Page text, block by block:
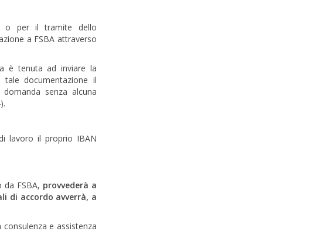
o per il tramite dello
a FSBA attraverso
è tenuta ad inviare la
tale documentazione il
senza alcuna
lavoro il proprio IBAN
FSBA, provvederà a
di accordo avverrà, a
e assistenza